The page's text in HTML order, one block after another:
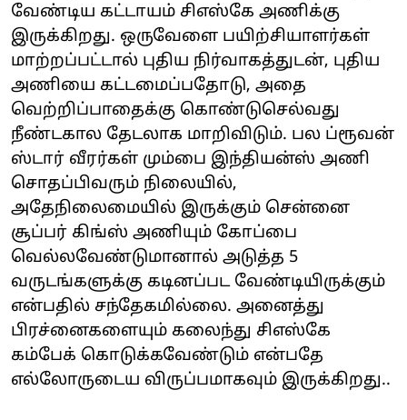
வேண்டிய கட்டாயம் சிஎஸ்கே அணிக்கு
இருக்கிறது. ஒருவேளை பயிற்சியாளர்கள்
மாற்றப்பட்டால் புதிய நிர்வாகத்துடன், புதிய
அணியை கட்டமைப்பதோடு, அதை
வெற்றிப்பாதைக்கு கொண்டுசெல்வது
நீண்டகால தேடலாக மாறிவிடும். பல ப்ரூவன்
ஸ்டார் வீரர்கள் மும்பை இந்தியன்ஸ் அணி
சொதப்பிவரும் நிலையில்,
அதேநிலைமையில் இருக்கும் சென்னை
சூப்பர் கிங்ஸ் அணியும் கோப்பை
வெல்லவேண்டுமானால் அடுத்த 5
வருடங்களுக்கு கடினப்பட வேண்டியிருக்கும்
என்பதில் சந்தேகமில்லை. அனைத்து
பிரச்னைகளையும் கலைந்து சிஎஸ்கே
கம்பேக் கொடுக்கவேண்டும் என்பதே
எல்லோருடைய விருப்பமாகவும் இருக்கிறது..